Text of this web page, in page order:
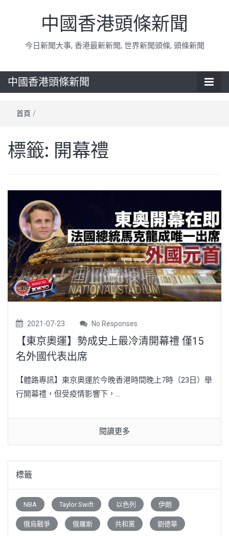
中國香港頭條新聞
今日新聞大事, 香港最新新聞, 世界新聞頭條, 頭條新聞
中國香港頭條新聞
首頁 /
標籤: 開幕禮
2021-07-23 No Responses
【東京奧運】勢成史上最冷清開幕禮 僅15
名外國代表出席
【體路專訊】東京奧運於今晚香港時間晚上7時（23日）舉
行開幕禮，但受疫情影響下，...
閱讀更多
標籤
NBA Taylor Swift 以色列 伊朗
俄烏戰爭 俄羅斯 共和黨 劉德華